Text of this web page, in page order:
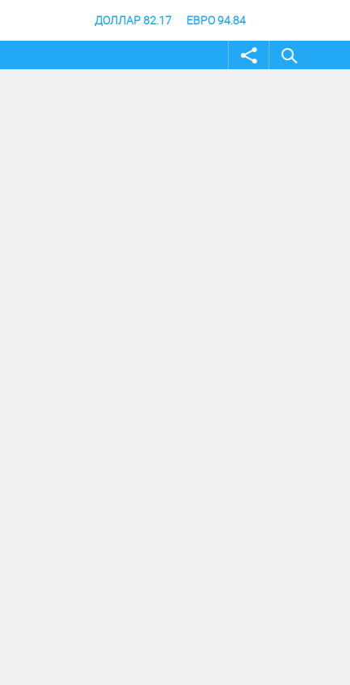
ДОЛЛАР 82.17 ЕВРО 94.84